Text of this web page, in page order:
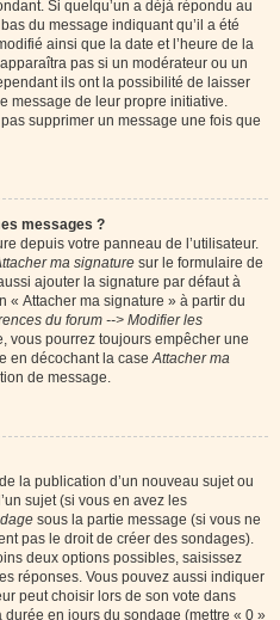
Si quelqu’un a déjà répondu au
du message indiquant qu’il a été
ainsi que la date et l’heure de la
pas si un modérateur ou un
ils ont la possibilité de laisser
message de leur propre initiative.
supprimer un message une fois que
messages ?
depuis votre panneau de l’utilisateur.
ma signature sur le formulaire de
ajouter la signature par défaut à
« Attacher ma signature » à partir du
du forum --> Modifier les
vous pourrez toujours empêcher une
en décochant la caseAttacher ma
de message.
la publication d’un nouveau sujet ou
sujet (si vous en avez les
sous la partie message (si vous ne
pas le droit de créer des sondages).
deux options possibles, saisissez
réponses. Vous pouvez aussi indiquer
peut choisir lors de son vote dans
durée en jours du sondage (mettre « 0 »